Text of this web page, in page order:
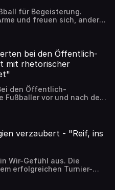
für Begeisterung.
und freuen sich, andere
Was ist das für ein
bei den Öffentlich-
mit rhetorischer
den Öffentlich-
Fußballer vor und nach den
machen sie ihren Job?
verzaubert - "Reif, ins
Wir-Gefühl aus. Die
erfolgreichen Turnier-
Ein Blick auf